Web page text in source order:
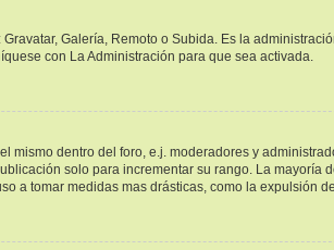
Galería, Remoto o Subida. Es la
con La Administración para que sea activada.
dentro del foro, e.j. moderadores y
solo para incrementar su rango. La mayoría
a tomar medidas mas drásticas, como la expulsión